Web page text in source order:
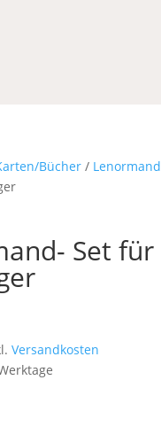
Bücher/ Lenormand
Set für
Versandkosten